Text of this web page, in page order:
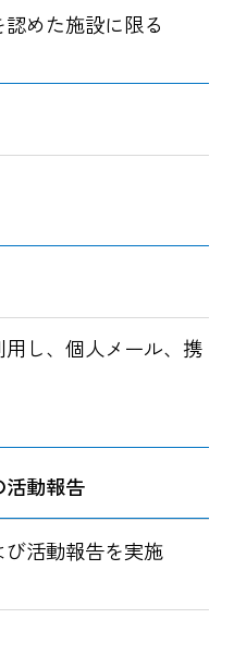
めた施設に限る
し、個人メール、携
活動報告
活動報告を実施